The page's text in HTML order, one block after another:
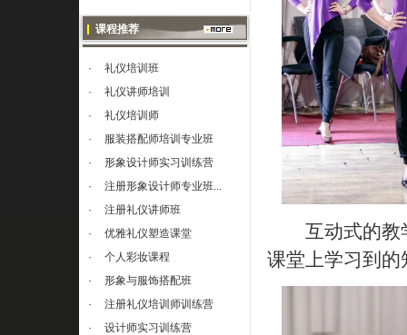
课程推荐
·
礼仪培训班
·
礼仪讲师培训
·
礼仪培训师
·
服装搭配师培训专业班
·
形象设计师实习训练营
·
注册形象设计师专业班...
·
注册礼仪讲师班
·
优雅礼仪塑造课堂
·
个人彩妆课程
·
形象与服饰搭配班
·
注册礼仪培训师训练营
·
设计师实习训练营
互动式的教学
课堂上学习到